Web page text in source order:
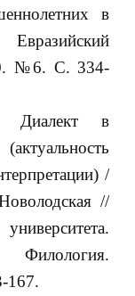
в
№6. С. 334-
Диалект в
/
//
167.